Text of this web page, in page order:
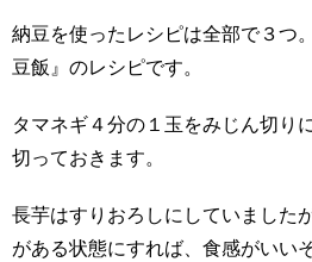
納豆を使ったレシピは全部で３つ
豆飯』のレシピです。
タマネギ４分の１玉をみじん切り
切っておきます。
長芋はすりおろしにしていました
がある状態にすれば、食感がいい